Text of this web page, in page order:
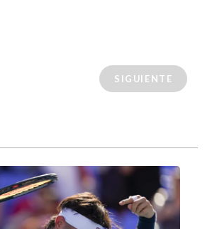
SIGUIENTE